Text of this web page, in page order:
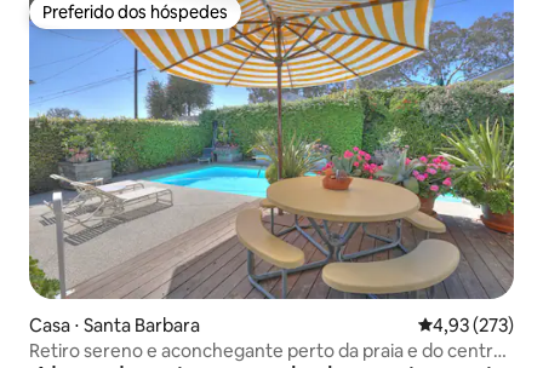
Preferido dos hóspedes
Preferido dos hóspedes
Casa ⋅ Santa Barbara 4,93 de uma
4,93 (273)
Retiro sereno e aconchegante perto da praia e do centro